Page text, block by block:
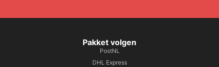
Pakket volgen
PostNL
DHL Express